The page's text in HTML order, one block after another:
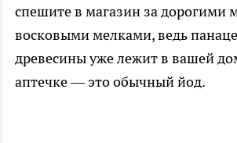
спешите в магазин за дорогими
восковыми мелками, ведь
древесины уже лежит в вашей
аптечке — это обычный йод.